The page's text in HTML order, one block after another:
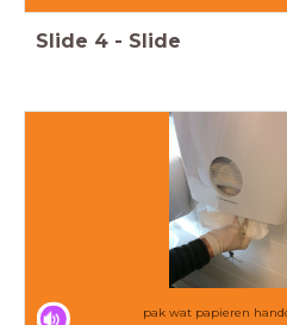
Slide 4 - Slide
pak wat papieren